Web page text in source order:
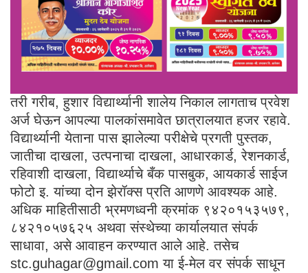
तरी गरीब, हुशार विद्यार्थ्यानी शालेय निकाल लागताच प्रवेश
अर्ज घेऊन आपल्या पालकांसमावेत छात्रालयात हजर रहावे.
विद्यार्थ्यानी येताना पास झालेल्या परीक्षेचे प्रगती पुस्तक,
जातीचा दाखला, उत्पनाचा दाखला, आधारकार्ड, रेशनकार्ड,
रहिवाशी दाखला, विद्यार्थ्याचे बँक पासबुक, आयकार्ड साईज
फोटो इ. यांच्या दोन झेरॉक्स प्रति आणणे आवश्यक आहे.
अधिक माहितीसाठी भ्रमणध्वनी क्रमांक ९४२०१५३५७९,
८४२१०५७६२५ अथवा संस्थेच्या कार्यालयात संपर्क
साधावा, असे आवाहन करण्यात आले आहे. तसेच
stc.guhagar@gmail.com या ई-मेल वर संपर्क साधून